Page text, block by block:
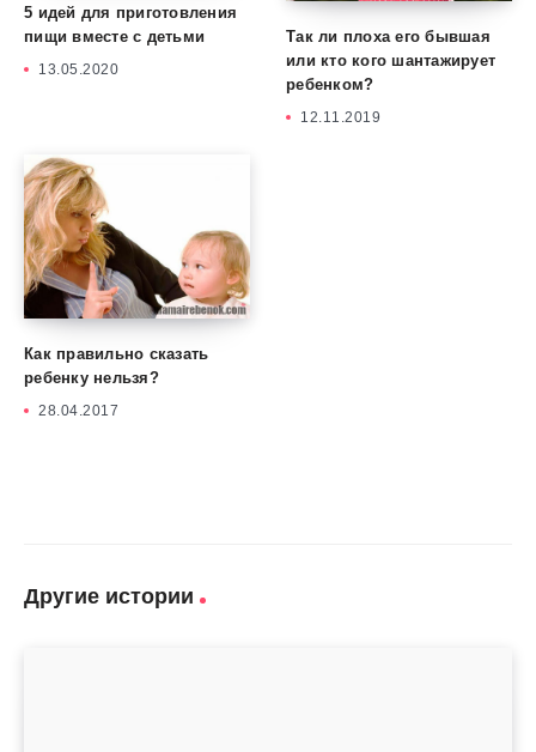
5 идей для приготовления
пищи вместе с детьми
13.05.2020
Так ли плоха его бывшая
или кто кого шантажирует
ребенком?
12.11.2019
Как правильно сказать
ребенку нельзя?
28.04.2017
Другие истории